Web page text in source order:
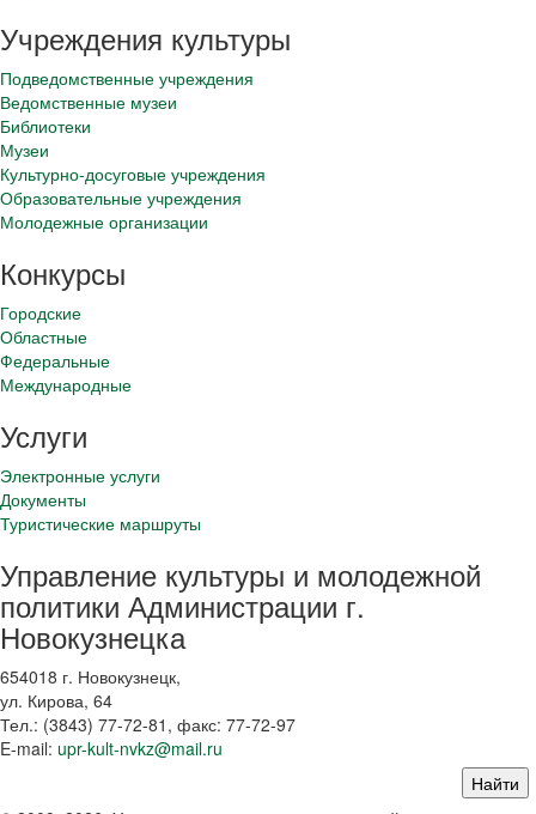
Учреждения культуры
Подведомственные учреждения
Ведомственные музеи
Библиотеки
Музеи
Культурно-досуговые учреждения
Образовательные учреждения
Молодежные организации
Конкурсы
Городские
Областные
Федеральные
Международные
Услуги
Электронные услуги
Документы
Туристические маршруты
Управление культуры и молодежной
политики Администрации г.
Новокузнецка
654018 г. Новокузнецк,
ул. Кирова, 64
Тел.: (3843) 77-72-81 , факс: 77-72-97
E-mail: upr-kult-nvkz@mail.ru